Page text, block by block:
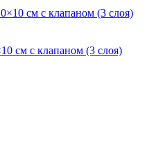
см с клапаном (3 слоя)